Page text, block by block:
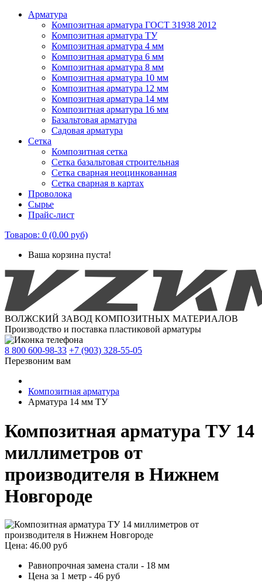
Арматура
Композитная арматура ГОСТ 31938 2012
Композитная арматура ТУ
Композитная арматура 4 мм
Композитная арматура 6 мм
Композитная арматура 8 мм
Композитная арматура 10 мм
Композитная арматура 12 мм
Композитная арматура 14 мм
Композитная арматура 16 мм
Базальтовая арматура
Садовая арматура
Сетка
Композитная сетка
Сетка базальтовая строительная
Сетка сварная неоцинкованная
Сетка сварная в картах
Проволока
Сырье
Прайс-лист
Товаров: 0 (0.00 руб)
Ваша корзина пуста!
ВОЛЖСКИЙ ЗАВОД КОМПОЗИТНЫХ МАТЕРИАЛОВ
Производство и поставка пластиковой арматуры
8 800 600-98-33 +7 (903) 328-55-05
Перезвоним вам
Композитная арматура
Арматура 14 мм ТУ
Композитная арматура ТУ 14
миллиметров от
производителя в Нижнем
Новгороде
Цена: 46.00 руб
Равнопрочная замена стали - 18 мм
Цена за 1 метр - 46 руб